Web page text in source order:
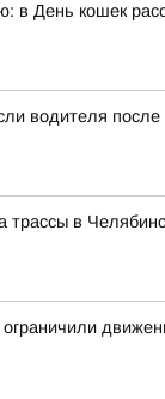
День кошек
водителя
трассы в